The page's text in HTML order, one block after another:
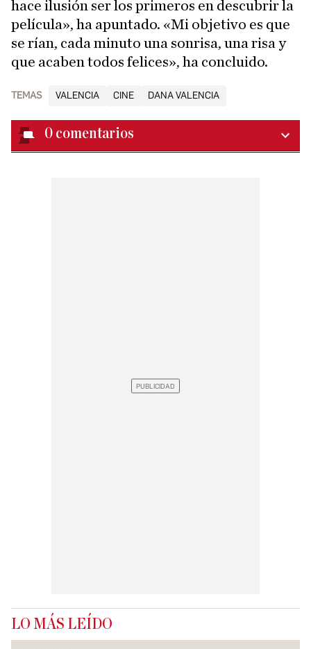
hace ilusión ser los primeros en descubrir la
película», ha apuntado. «Mi objetivo es que
se rían, cada minuto una sonrisa, una risa y
que acaben todos felices», ha concluido.
TEMAS VALENCIA CINE DANA VALENCIA
0 comentarios
LO MÁS LEÍDO